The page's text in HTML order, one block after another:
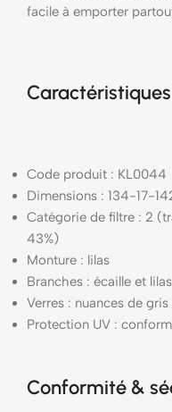
facile à emporter
Code produit : KL0044
Dimensions : 134-17-
Catégorie de filtre : 2
43%)
Monture : lilas
Branches : écaille et lilas
Verres : nuances de
Protection UV :
Conformité &